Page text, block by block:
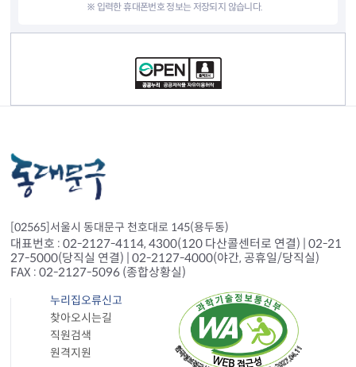
※ 입력한 휴대폰번호 정보는 저장되지 않습니다.
[02565]서울시 동대문구 천호대로 145(용두동)
대표번호 : 02-2127-4114, 4300(120 다산콜센터로 연결) | 02-21
27-5000(당직실 연결) | 02-2127-4000(야간, 공휴일/당직실)
FAX : 02-2127-5096 (종합상황실)
누리집오류신고
찾아오시는길
직원검색
원격지원